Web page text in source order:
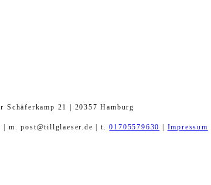
21 | 20357 Hamburg
| m. post@tillglaeser.de | t.01705579630 | Impressum